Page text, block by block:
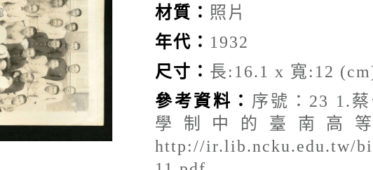
材質： 照片
年代： 1932
尺寸： 長:16.1 x 寬:12
參考資料： 序號：23 1.
學制中的臺南高
http://ir.lib.ncku.edu.tw/